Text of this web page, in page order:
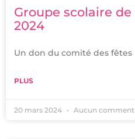
Groupe scolaire
2024
Un don du comité des fêtes
PLUS
20 mars 2024 Aucun